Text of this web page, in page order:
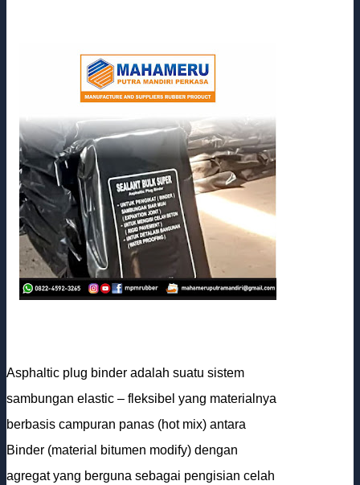
Asphaltic plug binder adalah suatu sistem
sambungan elastic – fleksibel yang materialnya
berbasis campuran panas (hot mix) antara
Binder (material bitumen modify) dengan
agregat yang berguna sebagai pengisian celah